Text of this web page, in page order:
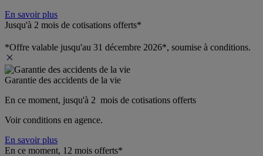
En savoir plus
Jusqu'à 2 mois de cotisations offerts*
*Offre valable jusqu'au 31 décembre 2026*, soumise à conditions.
Garantie des accidents de la vie
En ce moment, jusqu'à 2  mois de cotisations offerts
Voir conditions en agence.
En savoir plus
En ce moment, 12 mois offerts*